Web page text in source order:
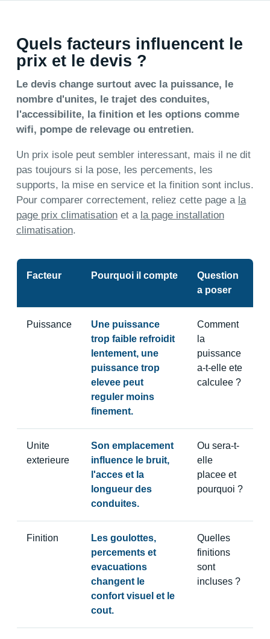
Quels facteurs influencent le
prix et le devis ?
Le devis change surtout avec la puissance, le
nombre d'unites, le trajet des conduites,
l'accessibilite, la finition et les options comme
wifi, pompe de relevage ou entretien.
Un prix isole peut sembler interessant, mais il ne dit
pas toujours si la pose, les percements, les
supports, la mise en service et la finition sont inclus.
Pour comparer correctement, reliez cette page a la
page prix climatisationet a la page installation
climatisation.
Facteur Pourquoi il compte
Question
a poser
Puissance
Une puissance
trop faible refroidit
lentement, une
puissance trop
elevee peut
reguler moins
finement.
Comment
la
puissance
a-t-elle ete
calculee ?
Unite
exterieure
Son emplacement
influence le bruit,
l'acces et la
longueur des
conduites.
Ou sera-t-
elle
placee et
pourquoi ?
Finition
Les goulottes,
percements et
evacuations
changent le
confort visuel et le
cout.
Quelles
finitions
sont
incluses ?